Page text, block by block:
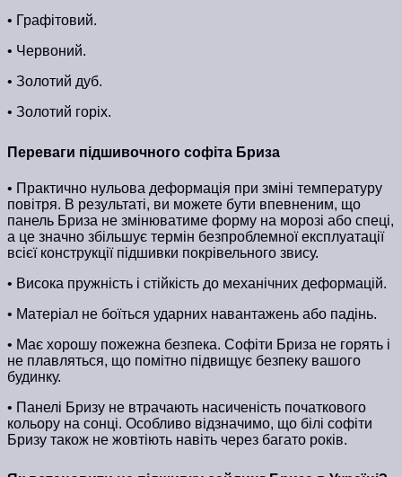
• Графітовий.
• Червоний.
• Золотий дуб.
• Золотий горіх.
Переваги підшивочного софіта Бриза
• Практично нульова деформація при зміні температуру
повітря. В результаті, ви можете бути впевненим, що
панель Бриза не змінюватиме форму на морозі або спеці,
а це значно збільшує термін безпроблемної експлуатації
всієї конструкції підшивки покрівельного звису.
• Висока пружність і стійкість до механічних деформацій.
• Матеріал не боїться ударних навантажень або падінь.
• Має хорошу пожежна безпека. Софіти Бриза не горять і
не плавляться, що помітно підвищує безпеку вашого
будинку.
• Панелі Бризу не втрачають насиченість початкового
кольору на сонці. Особливо відзначимо, що білі софіти
Бризу також не жовтіють навіть через багато років.